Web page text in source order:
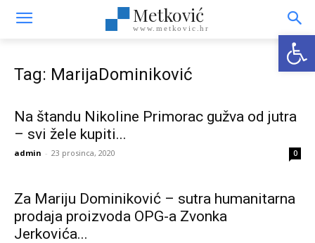
Metković
www.metkovic.hr
Tag: MarijaDominiković
Na štandu Nikoline Primorac gužva od jutra
– svi žele kupiti...
admin - 23 prosinca, 2020 0
Za Mariju Dominiković – sutra humanitarna
prodaja proizvoda OPG-a Zvonka
Jerkovića...